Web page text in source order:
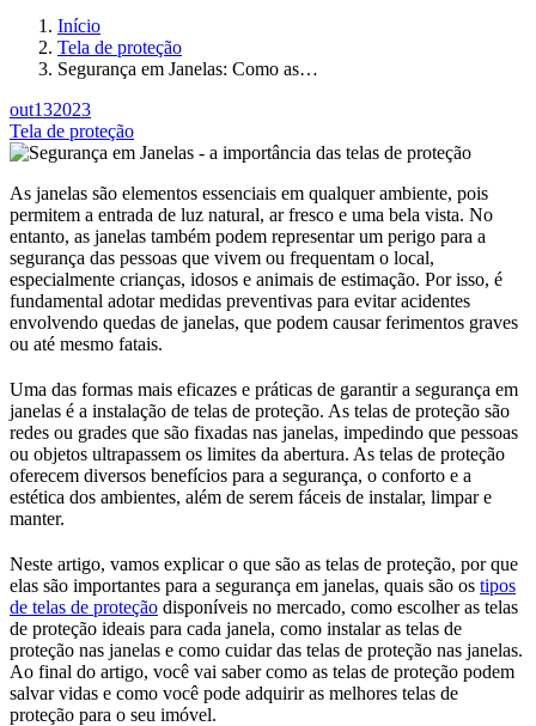
Início
Tela de proteção
Segurança em Janelas: Como as…
out132023
Tela de proteção
As janelas são elementos essenciais em qualquer ambiente, pois
permitem a entrada de luz natural, ar fresco e uma bela vista. No
entanto, as janelas também podem representar um perigo para a
segurança das pessoas que vivem ou frequentam o local,
especialmente crianças, idosos e animais de estimação. Por isso, é
fundamental adotar medidas preventivas para evitar acidentes
envolvendo quedas de janelas, que podem causar ferimentos graves
ou até mesmo fatais.
Uma das formas mais eficazes e práticas de garantir a segurança em
janelas é a instalação de telas de proteção. As telas de proteção são
redes ou grades que são fixadas nas janelas, impedindo que pessoas
ou objetos ultrapassem os limites da abertura. As telas de proteção
oferecem diversos benefícios para a segurança, o conforto e a
estética dos ambientes, além de serem fáceis de instalar, limpar e
manter.
Neste artigo, vamos explicar o que são as telas de proteção, por que
elas são importantes para a segurança em janelas, quais são os tipos
de telas de proteção disponíveis no mercado, como escolher as telas
de proteção ideais para cada janela, como instalar as telas de
proteção nas janelas e como cuidar das telas de proteção nas janelas.
Ao final do artigo, você vai saber como as telas de proteção podem
salvar vidas e como você pode adquirir as melhores telas de
proteção para o seu imóvel.